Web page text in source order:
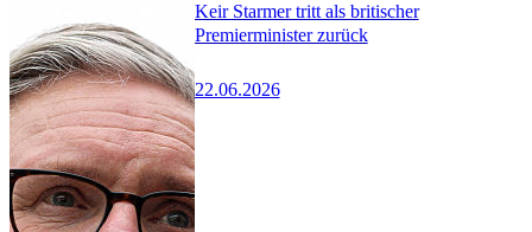
Keir Starmer tritt als britischer
Premierminister zurück
22.06.2026